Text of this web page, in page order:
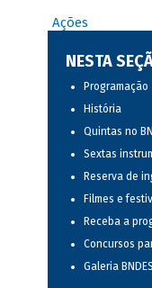
Ações
NESTA
Programação
História
Quintas no
Sextas
Reserva de
Filmes e
Receba a
Concursos
Galeria BNDES